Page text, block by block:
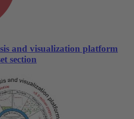
and visualization platform
section